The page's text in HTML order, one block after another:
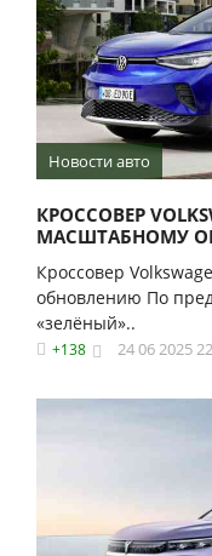
Новости авто
КРОССОВЕР
МАСШТАБНОМУ
Кроссовер
обновлению По
«зелёный»..
+138 24 06 2025